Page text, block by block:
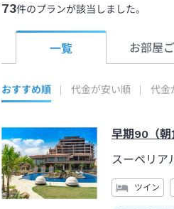
73件のプランが該当しました。
一覧 お部屋
おすすめ順 代金が安い順 代金
早期90（朝
スーペリ
ツイン